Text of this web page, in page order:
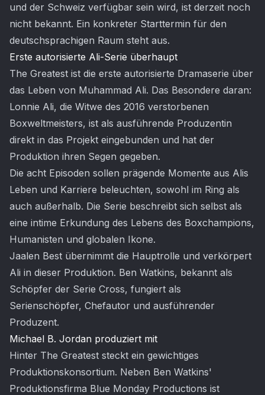
und der Schweiz verfügbar sein wird, ist derzeit noch
nicht bekannt. Ein konkreter Starttermin für den
deutschsprachigen Raum steht aus.
Erste autorisierte Ali-Serie überhaupt
The Greatest ist die erste autorisierte Dramaserie über
das Leben von Muhammad Ali. Das Besondere daran:
Lonnie Ali, die Witwe des 2016 verstorbenen
Boxweltmeisters, ist als ausführende Produzentin
direkt in das Projekt eingebunden und hat der
Produktion ihren Segen gegeben.
Die acht Episoden sollen prägende Momente aus Alis
Leben und Karriere beleuchten, sowohl im Ring als
auch außerhalb. Die Serie beschreibt sich selbst als
eine intime Erkundung des Lebens des Boxchampions,
Humanisten und globalen Ikone.
Jaalen Best übernimmt die Hauptrolle und verkörpert
Ali in dieser Produktion. Ben Watkins, bekannt als
Schöpfer der Serie Cross, fungiert als
Serienschöpfer, Chefautor und ausführender
Produzent.
Michael B. Jordan produziert mit
Hinter The Greatest steckt ein gewichtiges
Produktionskonsortium. Neben Ben Watkins'
Produktionsfirma Blue Monday Productions ist